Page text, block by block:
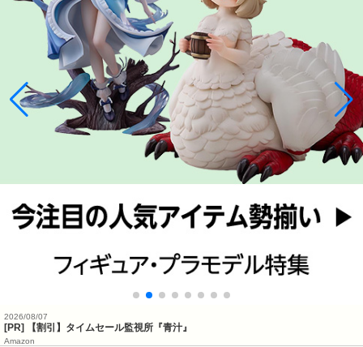
2026/08/07
[PR] 【割引】タイムセール監視所『青汁』
Amazon